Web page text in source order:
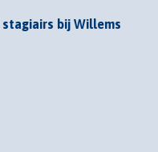
stagiairs bij Willems